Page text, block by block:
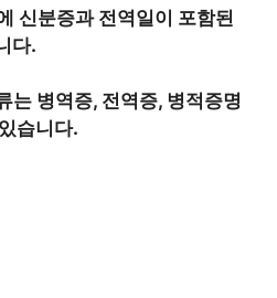
신분증과 전역일이 포함된
다.
는 병역증, 전역증, 병적증명
습니다.